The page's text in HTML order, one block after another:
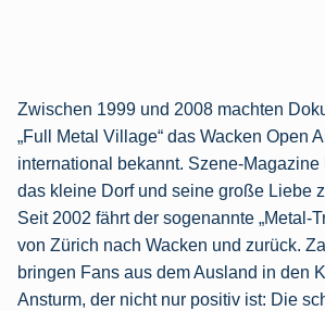
Zwischen 1999 und 2008 machten
„Full Metal Village“ das Wacken Open
international bekannt. Szene-Magazine
das kleine Dorf und seine große Liebe
Seit 2002 fährt der sogenannte „Metal-
von Zürich nach Wacken und zurück.
bringen Fans aus dem Ausland in den
Ansturm, der nicht nur positiv ist: Die